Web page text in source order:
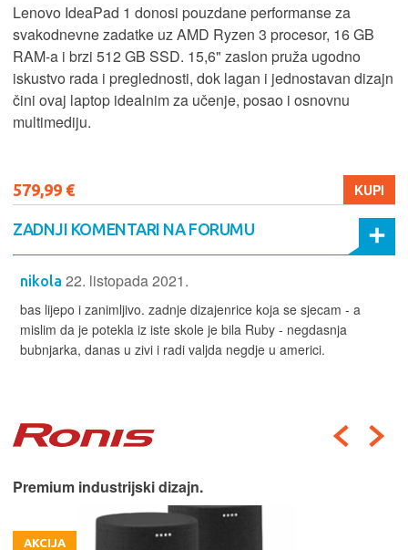
Lenovo IdeaPad 1 donosi pouzdane performanse za
svakodnevne zadatke uz AMD Ryzen 3 procesor, 16 GB
RAM-a i brzi 512 GB SSD. 15,6" zaslon pruža ugodno
iskustvo rada i preglednosti, dok lagan i jednostavan dizajn
čini ovaj laptop idealnim za učenje, posao i osnovnu
multimediju.
579,99 € KUPI
ZADNJI KOMENTARI NA FORUMU
nikola 22. listopada 2021.
bas lijepo i zanimljivo. zadnje dizajenrice koja se sjecam - a
mislim da je potekla iz iste skole je bila Ruby - negdasnja
bubnjarka, danas u zivi i radi valjda negdje u americi.
Premium industrijski dizajn.
AKCIJA